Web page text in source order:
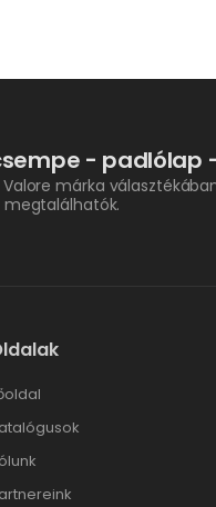
- padlólap
Valore márka
megtalálhatók.